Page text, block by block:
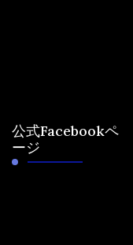
公式Facebookペ
ージ